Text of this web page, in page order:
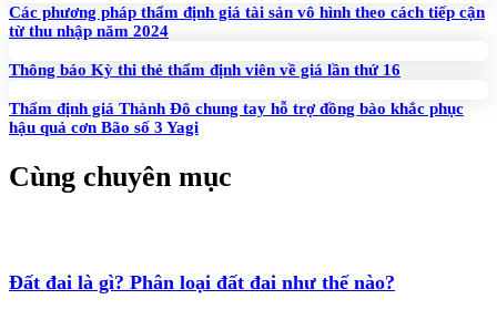
Các phương pháp thẩm định giá tài sản vô hình theo cách tiếp cận
từ thu nhập năm 2024
Thông báo Kỳ thi thẻ thẩm định viên về giá lần thứ 16
Thẩm định giá Thành Đô chung tay hỗ trợ đồng bào khắc phục
hậu quả cơn Bão số 3 Yagi
Cùng chuyên mục
Đất đai là gì? Phân loại đất đai như thế nào?